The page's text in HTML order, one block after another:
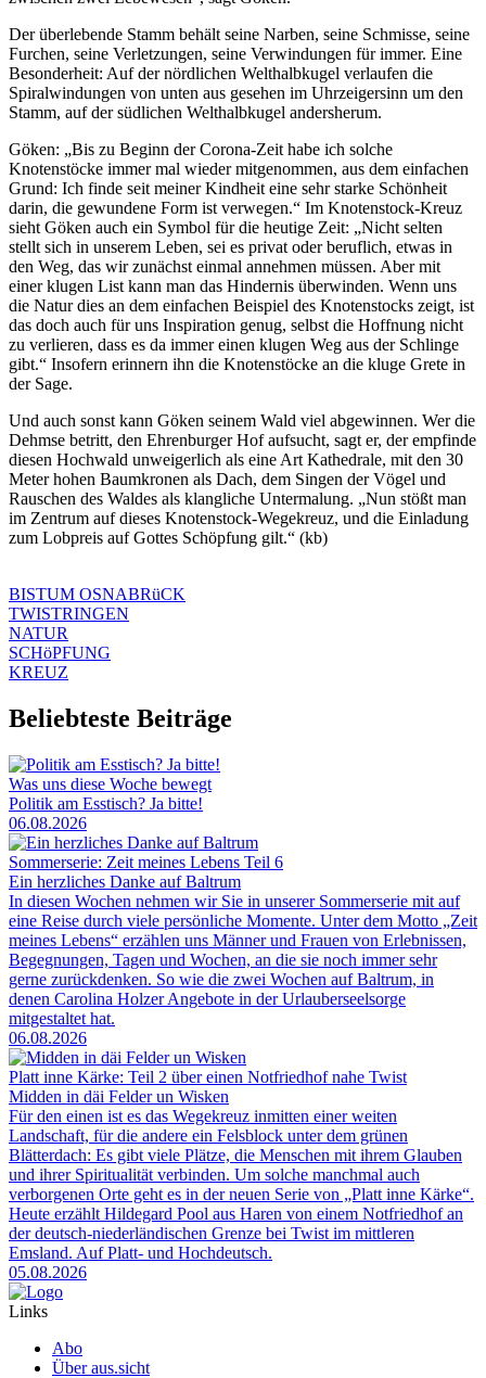
Der überlebende Stamm behält seine Narben, seine Schmisse, seine
Furchen, seine Verletzungen, seine Verwindungen für immer. Eine
Besonderheit: Auf der nördlichen Welthalbkugel verlaufen die
Spiralwindungen von unten aus gesehen im Uhrzeigersinn um den
Stamm, auf der südlichen Welthalbkugel andersherum.
Göken: „Bis zu Beginn der Corona-Zeit habe ich solche
Knotenstöcke immer mal wieder mitgenommen, aus dem einfachen
Grund: Ich finde seit meiner Kindheit eine sehr starke Schönheit
darin, die gewundene Form ist verwegen.“ Im Knotenstock-Kreuz
sieht Göken auch ein Symbol für die heutige Zeit: „Nicht selten
stellt sich in unserem Leben, sei es privat oder beruflich, etwas in
den Weg, das wir zunächst einmal annehmen müssen. Aber mit
einer klugen List kann man das Hindernis überwinden. Wenn uns
die Natur dies an dem einfachen Beispiel des Knotenstocks zeigt, ist
das doch auch für uns Inspiration genug, selbst die Hoffnung nicht
zu verlieren, dass es da immer einen klugen Weg aus der Schlinge
gibt.“ Insofern erinnern ihn die Knotenstöcke an die kluge Grete in
der Sage.
Und auch sonst kann Göken seinem Wald viel abgewinnen. Wer die
Dehmse betritt, den Ehrenburger Hof aufsucht, sagt er, der empfinde
diesen Hochwald unweigerlich als eine Art Kathedrale, mit den 30
Meter hohen Baumkronen als Dach, dem Singen der Vögel und
Rauschen des Waldes als klangliche Untermalung. „Nun stößt man
im Zentrum auf dieses Knotenstock-Wegekreuz, und die Einladung
zum Lobpreis auf Gottes Schöpfung gilt.“ (kb)
BISTUM OSNABRüCK
TWISTRINGEN
NATUR
SCHöPFUNG
KREUZ
Beliebteste Beiträge
Was uns diese Woche bewegt
Politik am Esstisch? Ja bitte!
06.08.2026
Sommerserie: Zeit meines Lebens Teil 6
Ein herzliches Danke auf Baltrum
In diesen Wochen nehmen wir Sie in unserer Sommerserie mit auf
eine Reise durch viele persönliche Momente. Unter dem Motto „Zeit
meines Lebens“ erzählen uns Männer und Frauen von Erlebnissen,
Begegnungen, Tagen und Wochen, an die sie noch immer sehr
gerne zurückdenken. So wie die zwei Wochen auf Baltrum, in
denen Carolina Holzer Angebote in der Urlauberseelsorge
mitgestaltet hat.
06.08.2026
Platt inne Kärke: Teil 2 über einen Notfriedhof nahe Twist
Midden in däi Felder un Wisken
Für den einen ist es das Wegekreuz inmitten einer weiten
Landschaft, für die andere ein Felsblock unter dem grünen
Blätterdach: Es gibt viele Plätze, die Menschen mit ihrem Glauben
und ihrer Spiritualität verbinden. Um solche manchmal auch
verborgenen Orte geht es in der neuen Serie von „Platt inne Kärke“.
Heute erzählt Hildegard Pool aus Haren von einem Notfriedhof an
der deutsch-niederländischen Grenze bei Twist im mittleren
Emsland. Auf Platt- und Hochdeutsch.
05.08.2026
Links
Abo
Über aus.sicht